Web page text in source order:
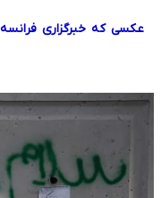
عکسی که خبرگزاری